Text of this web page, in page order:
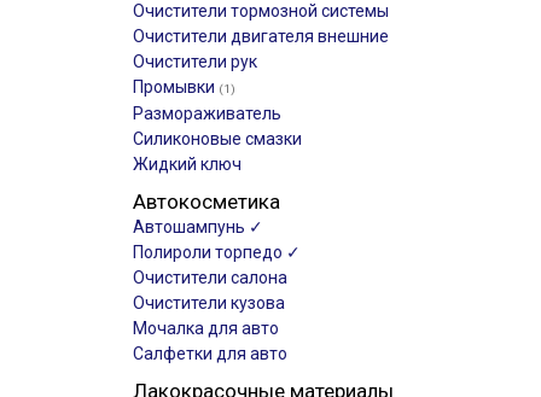
Очистители тормозной системы
Очистители двигателя внешние
Очистители рук
Промывки (1)
Размораживатель
Силиконовые смазки
Жидкий ключ
Автокосметика
Автошампунь ✓
Полироли торпедо ✓
Очистители салона
Очистители кузова
Мочалка для авто
Салфетки для авто
Лакокрасочные материалы